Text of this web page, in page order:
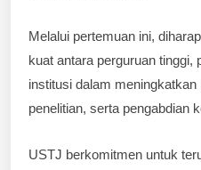
Melalui pertemuan ini,
kuat antara perguruan tinggi,
institusi dalam meningkatkan
penelitian, serta pengabdian
USTJ berkomitmen untuk